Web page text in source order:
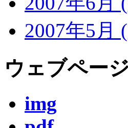
2007年5月
ウェブページ
img